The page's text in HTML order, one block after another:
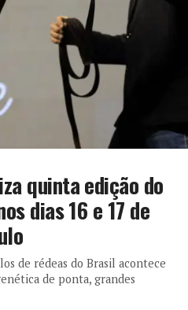
quinta edição do
dias 16 e 17 de
de rédeas do Brasil acontece
de ponta, grandes